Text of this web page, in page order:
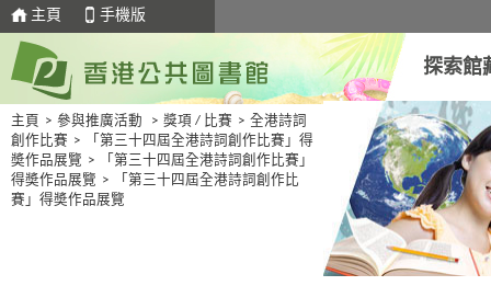
主頁 手機版
探索館
主頁 > 參與推廣活動 > 獎項 / 比賽 > 全港詩詞
創作比賽 >
「第三十四屆全港詩詞創作比賽」得
奬作品展覽 >
「第三十四屆全港詩詞創作比賽」
得奬作品展覽 >
「第三十四屆全港詩詞創作比
賽」得奬作品展覽